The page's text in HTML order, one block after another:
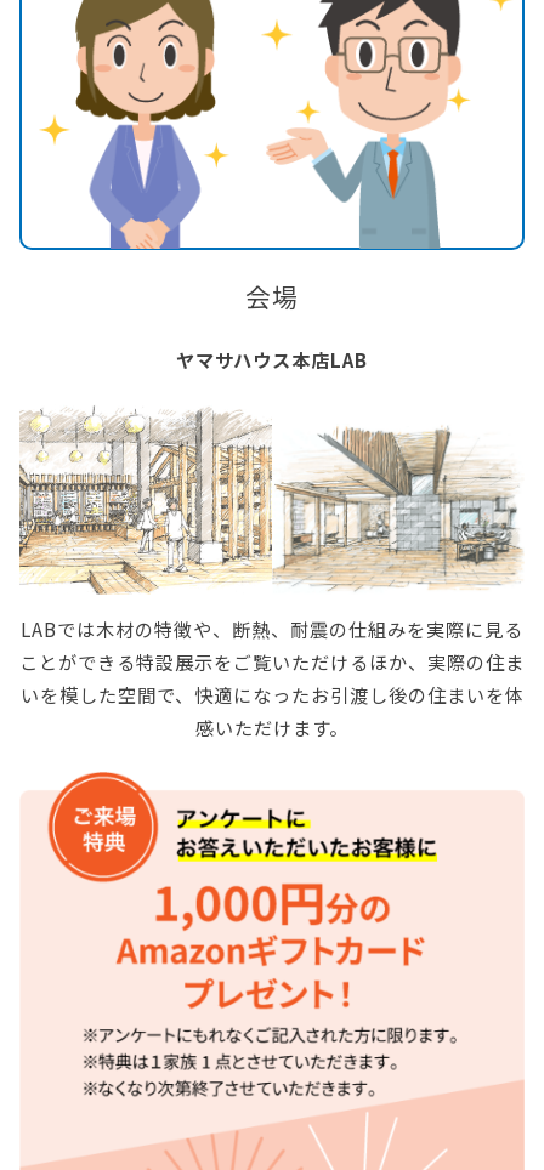
会場
ヤマサハウス本店LAB
LABでは木材の特徴や、断熱、耐震の仕組みを実際に見る
ことができる特設展示をご覧いただけるほか、 実際の住ま
いを模した空間で、快適になったお引渡し後の住まいを体
感いただけます。